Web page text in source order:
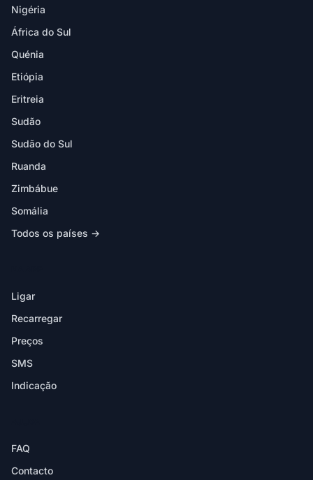
Nigéria
África do Sul
Quénia
Etiópia
Eritreia
Sudão
Sudão do Sul
Ruanda
Zimbábue
Somália
Todos os países →
Ligar
Recarregar
Preços
SMS
Indicação
FAQ
Contacto